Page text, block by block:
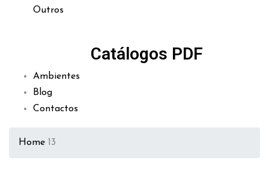
Outros
Catálogos PDF
Ambientes
Blog
Contactos
Home 13